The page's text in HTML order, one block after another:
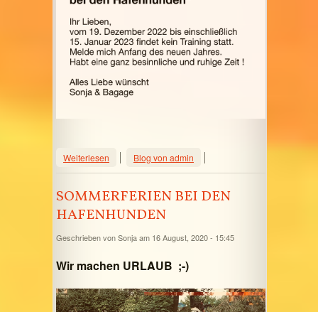
Weiterlesen über Weihnachten bei den
Hafenhunden 2022
Blog von admin
SOMMERFERIEN BEI DEN
HAFENHUNDEN
Geschrieben vonSonjaam 16 August, 2020 - 15:45
Wir machen URLAUB ;-)